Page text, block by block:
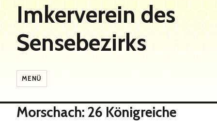
Imkerverein des
Sensebezirks
MENÜ
Morschach: 26 Königreiche